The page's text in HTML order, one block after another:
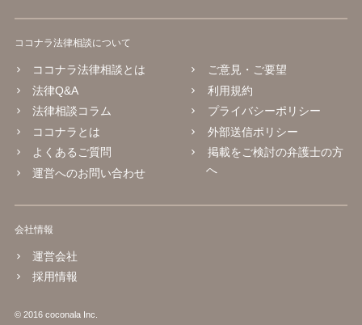
ココナラ法律相談について
ココナラ法律相談とは
法律Q&A
法律相談コラム
ココナラとは
よくあるご質問
運営へのお問い合わせ
ご意見・ご要望
利用規約
プライバシーポリシー
外部送信ポリシー
掲載をご検討の弁護士の方
へ
会社情報
運営会社
採用情報
© 2016 coconala Inc.